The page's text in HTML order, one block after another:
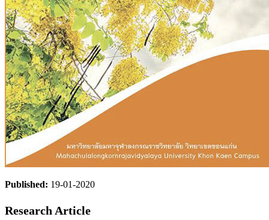
Published: 19-01-2020
Research Article